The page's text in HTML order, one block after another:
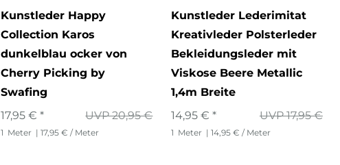
Kunstleder Happy
Collection Karos
dunkelblau ocker von
Cherry Picking by
Swafing
UVP 20,95 €
17,95 € *
1 Meter | 17,95 € / Meter
Kunstleder Lederimitat
Kreativleder Polsterleder
Bekleidungsleder mit
Viskose Beere Metallic
1,4m Breite
UVP 17,95 €
14,95 € *
1 Meter | 14,95 € / Meter